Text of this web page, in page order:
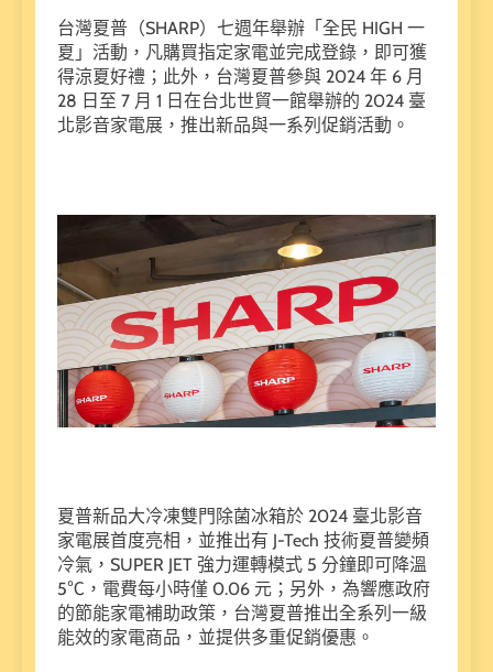
台灣夏普（SHARP）七週年舉辦「全民 HIGH 一
夏」活動，凡購買指定家電並完成登錄，即可獲
得涼夏好禮；此外，台灣夏普參與 2024 年 6 月
28 日至 7 月 1 日在台北世貿一館舉辦的 2024 臺
北影音家電展，推出新品與一系列促銷活動。
夏普新品大冷凍雙門除菌冰箱於 2024 臺北影音
家電展首度亮相，並推出有 J-Tech 技術夏普變頻
冷氣，SUPER JET 強力運轉模式 5 分鐘即可降溫
5℃，電費每小時僅 0.06 元；另外，為響應政府
的節能家電補助政策，台灣夏普推出全系列一級
能效的家電商品，並提供多重促銷優惠。